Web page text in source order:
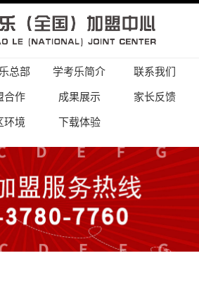
总部 学考乐简介
联系我们
合作 成果展示
家长反馈
环境 下载体验